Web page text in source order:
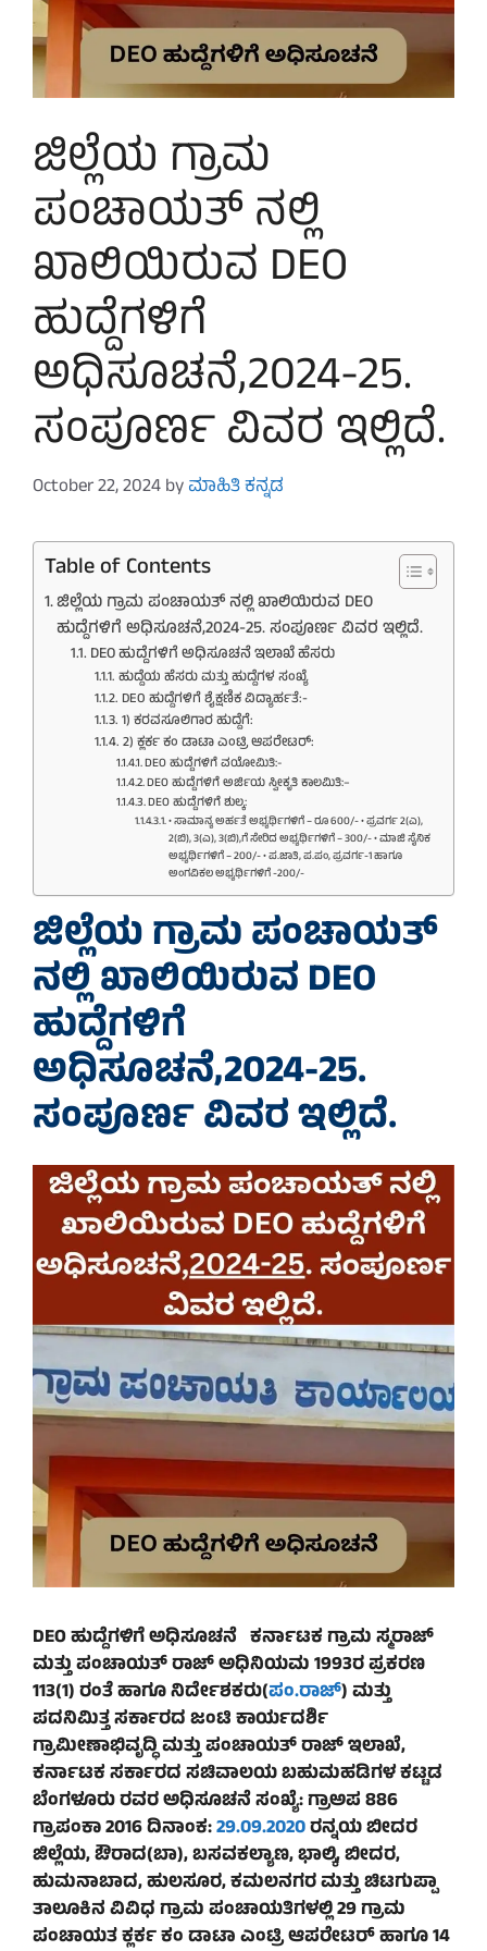
ಜಿಲ್ಲೆಯ ಗ್ರಾಮ
ಪಂಚಾಯತ್ ನಲ್ಲಿ
ಖಾಲಿಯಿರುವ DEO
ಹುದ್ದೆಗಳಿಗೆ
ಅಧಿಸೂಚನೆ,2024-25.
ಸಂಪೂರ್ಣ ವಿವರ ಇಲ್ಲಿದೆ.
October 22, 2024byಮಾಹಿತಿ ಕನ್ನಡ
Table of Contents
ಜಿಲ್ಲೆಯ ಗ್ರಾಮ ಪಂಚಾಯತ್ ನಲ್ಲಿ ಖಾಲಿಯಿರುವ DEO
ಹುದ್ದೆಗಳಿಗೆ ಅಧಿಸೂಚನೆ,2024-25. ಸಂಪೂರ್ಣ ವಿವರ ಇಲ್ಲಿದೆ.
DEO ಹುದ್ದೆಗಳಿಗೆ ಅಧಿಸೂಚನೆ ಇಲಾಖೆ ಹೆಸರು
ಹುದ್ದೆಯ ಹೆಸರು ಮತ್ತು ಹುದ್ದೆಗಳ ಸಂಖ್ಯೆ
DEO ಹುದ್ದೆಗಳಿಗೆ ಶೈಕ್ಷಣಿಕ ವಿದ್ಯಾರ್ಹತೆ:-
1) ಕರವಸೂಲಿಗಾರ ಹುದ್ದೆಗೆ:
2) ಕ್ಲರ್ಕ ಕಂ ಡಾಟಾ ಎಂಟ್ರಿ ಆಪರೇಟರ್:
DEO ಹುದ್ದೆಗಳಿಗೆ ವಯೋಮಿತಿ:-
DEO ಹುದ್ದೆಗಳಿಗೆ ಅರ್ಜಿಯ ಸ್ವೀಕೃತಿ ಕಾಲಮಿತಿ:–
DEO ಹುದ್ದೆಗಳಿಗೆ ಶುಲ್ಕ:
• ಸಾಮಾನ್ಯ ಅರ್ಹತೆ ಅಭ್ಯರ್ಥಿಗಳಿಗೆ – ರೂ 600/- • ಪ್ರವರ್ಗ 2(ಎ),
2(ಬಿ), 3(ಎ), 3(ಬಿ),ಗೆ ಸೇರಿದ ಅಭ್ಯರ್ಥಿಗಳಿಗೆ – 300/- • ಮಾಜಿ ಸೈನಿಕ
ಅಭ್ಯರ್ಥಿಗಳಿಗೆ – 200/- • ಪ.ಜಾತಿ, ಪ.ಪಂ, ಪ್ರವರ್ಗ-1 ಹಾಗೂ
ಅಂಗವಿಕಲ ಅಭ್ಯರ್ಥಿಗಳಿಗೆ -200/-
ಜಿಲ್ಲೆಯ ಗ್ರಾಮ ಪಂಚಾಯತ್
ನಲ್ಲಿ ಖಾಲಿಯಿರುವ DEO
ಹುದ್ದೆಗಳಿಗೆ
ಅಧಿಸೂಚನೆ,2024-25.
ಸಂಪೂರ್ಣ ವಿವರ ಇಲ್ಲಿದೆ.
DEO ಹುದ್ದೆಗಳಿಗೆ ಅಧಿಸೂಚನೆ ಕರ್ನಾಟಕ ಗ್ರಾಮ ಸ್ಮರಾಜ್
ಮತ್ತು ಪಂಚಾಯತ್ ರಾಜ್ ಅಧಿನಿಯಮ 1993ರ ಪ್ರಕರಣ
113(1) ರಂತೆ ಹಾಗೂ ನಿರ್ದೇಶಕರು(ಪಂ.ರಾಜ್) ಮತ್ತು
ಪದನಿಮಿತ್ತ ಸರ್ಕಾರದ ಜಂಟಿ ಕಾರ್ಯದರ್ಶಿ
ಗ್ರಾಮೀಣಾಭಿವೃದ್ಧಿ ಮತ್ತು ಪಂಚಾಯತ್ ರಾಜ್ ಇಲಾಖೆ,
ಕರ್ನಾಟಕ ಸರ್ಕಾರದ ಸಚಿವಾಲಯ ಬಹುಮಹಡಿಗಳ ಕಟ್ಟಡ
ಬೆಂಗಳೂರು ರವರ ಅಧಿಸೂಚನೆ ಸಂಖ್ಯೆ: ಗ್ರಾಅಪ 886
ಗ್ರಾಪಂಕಾ 2016 ದಿನಾಂಕ:29.09.2020ರನ್ನಯ ಬೀದರ
ಜಿಲ್ಲೆಯ, ಔರಾದ(ಬಾ), ಬಸವಕಲ್ಯಾಣ, ಭಾಲ್ಕಿ, ಬೀದರ,
ಹುಮನಾಬಾದ, ಹುಲಸೂರ, ಕಮಲನಗರ ಮತ್ತು ಚಿಟಗುಪ್ಪಾ
ತಾಲೂಕಿನ ವಿವಿಧ ಗ್ರಾಮ ಪಂಚಾಯತಿಗಳಲ್ಲಿ 29 ಗ್ರಾಮ
ಪಂಚಾಯತ ಕ್ಲರ್ಕ ಕಂ ಡಾಟಾ ಎಂಟ್ರಿ ಆಪರೇಟರ್ ಹಾಗೂ 14